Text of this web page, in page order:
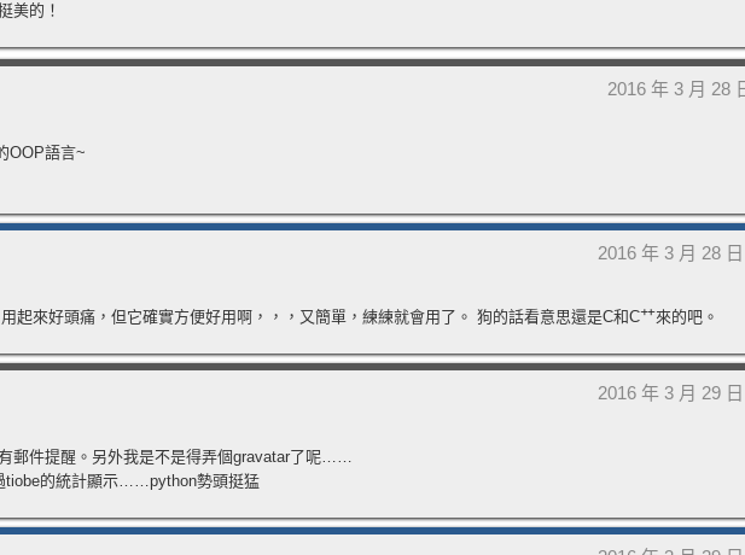
美的！
2016 年 3 月 28
OOP語言~
2016 年 3 月 28
起來好頭痛，但它確實方便好用啊，，，又簡單，練練就會用了。 狗的話看意思還是C和C艹來的吧。
2016 年 3 月 29
郵件提醒。另外我是不是得弄個gravatar了呢……
tiobe的統計顯示……python勢頭挺猛